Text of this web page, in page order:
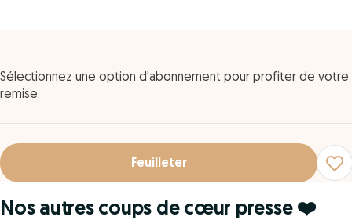
Sélectionnez une option d'abonnement pour profiter de votre
remise.
Feuilleter
Nos autres coups de cœur presse ❤️